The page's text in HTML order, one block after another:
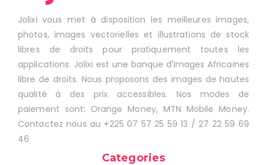
Jolixi vous met à disposition les meilleures images,
photos, images vectorielles et illustrations de stock
libres de droits pour pratiquement toutes les
applications. Jolixi est une banque d'Images Africaines
libre de droits. Nous proposons des images de hautes
qualité à des prix accessibles. Nos modes de
paiement sont: Orange Money, MTN Mobile Money.
Contactez nous au +225 07 57 25 59 13 / 27 22 59 69
46
Categories